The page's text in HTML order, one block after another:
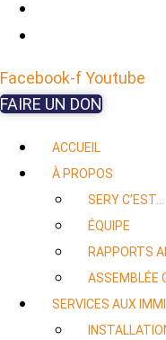
Facebook-fYoutube
FAIRE UN DON
ACCUEIL
À PROPOS
SERY C’EST…
ÉQUIPE
RAPPORTS
ASSEMBLÉE
SERVICES AUX